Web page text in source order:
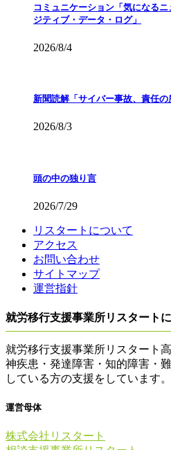
コミュニケーション「気になる
ジティブ・データ・ログ」
2026/8/4
新聞読解「サイバー事故、責任の
2026/8/3
頭の中の独り言
2026/7/29
リスタートについて
アクセス
お問い合わせ
サイトマップ
運営指針
就労移行支援事業所リスタート
就労移行支援事業所リスタート
神疾患・発達障害・知的障害・
している方の支援をしています。
運営母体
株式会社リスタート